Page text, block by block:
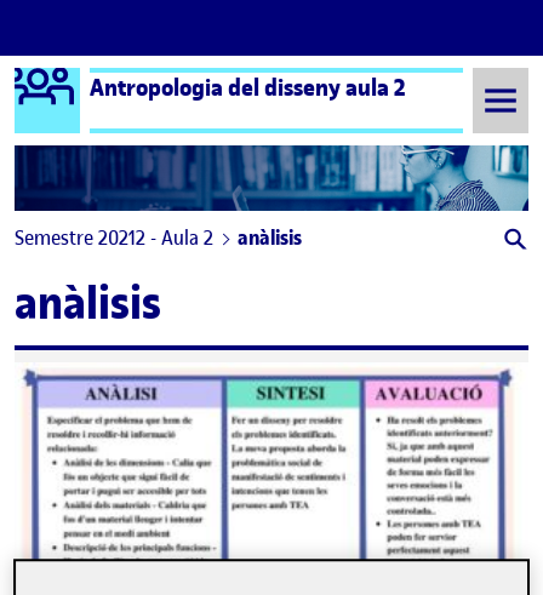
Saltar al contingut
Logo Ágora
Antropologia del disseny aula 2
Semestre 20212 - Aula 2 anàlisis
anàlisis